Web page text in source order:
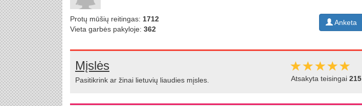
Protų mūšių reitingas: 1712
Vieta garbės pakyloje: 362
Anketa
Mįslės
Pasitikrink ar žinai lietuvių liaudies mįsles. Atsakyta teisingai 215